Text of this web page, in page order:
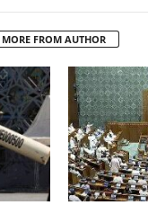
MORE FROM AUTHOR